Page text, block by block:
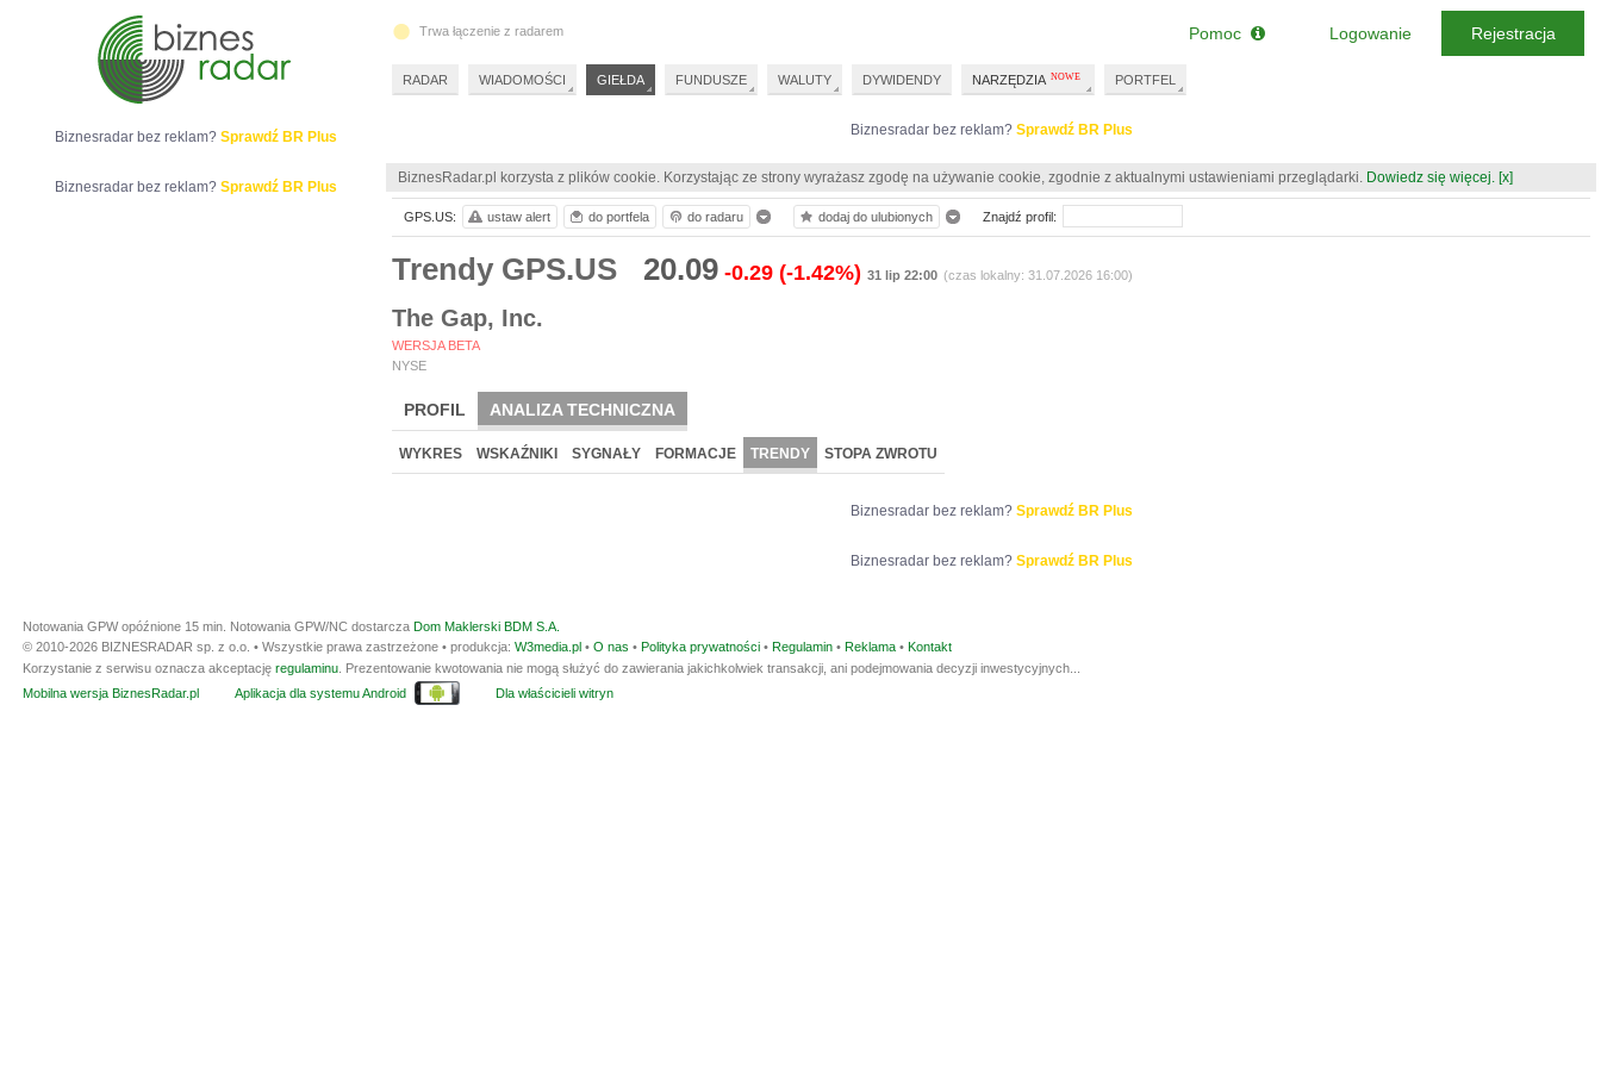
Biznesradar bez reklam? Sprawdź BR Plus
BiznesRadar.pl korzysta z plików cookie. Korzystając ze strony wyrażasz zgodę na używanie cookie, zgodnie z aktualnymi ustawieniami przeglądarki. Dowiedz się więcej. [x]
Trendy GPS.US 20.09 -0.29 (-1.42%) 31 lip 22:00 (czas lokalny: 31.07.2026 16:00)
The Gap, Inc.
WERSJA BETA
NYSE
PROFIL ANALIZA TECHNICZNA
WYKRES WSKAŹNIKI SYGNAŁY FORMACJE TRENDY STOPA ZWROTU
Biznesradar bez reklam? Sprawdź BR Plus
Biznesradar bez reklam? Sprawdź BR Plus
GPS.US: ustaw alert do portfela do radaru dodaj do ulubionych Znajdź profil:
Biznesradar bez reklam? Sprawdź BR Plus
Biznesradar bez reklam? Sprawdź BR Plus
Trwa łączenie z radarem
RADAR WIADOMOŚCI GIEŁDA FUNDUSZE WALUTY DYWIDENDY NARZĘDZIA PORTFEL
Pomoc Logowanie Rejestracja
Notowania GPW opóźnione 15 min. Notowania GPW/NC dostarcza Dom Maklerski BDM S.A.
© 2010-2026 BIZNESRADAR sp. z o.o. • Wszystkie prawa zastrzeżone • produkcja: W3media.pl • O nas • Polityka prywatności • Regulamin • Reklama • Kontakt
Korzystanie z serwisu oznacza akceptację regulaminu . Prezentowanie kwotowania nie mogą służyć do zawierania jakichkolwiek transakcji, ani podejmowania decyzji inwestycyjnych...
Mobilna wersja BiznesRadar.pl
Aplikacja dla systemu Android Dla właścicieli witryn